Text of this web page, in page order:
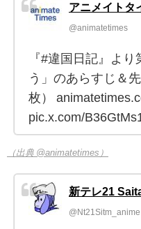
アニメイトタ
@animatetimes
『#違国日記』より
う」のあらすじ＆
枚）
pic.x.com/
（出典 @animatetimes）
新テレ21
@Nt21Sitm_anime